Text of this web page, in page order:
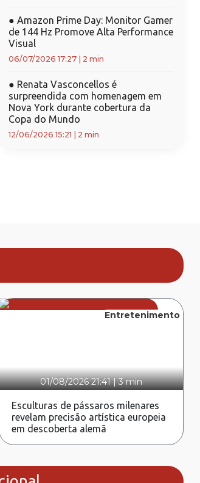
● Amazon Prime Day: Monitor Gamer
de 144 Hz Promove Alta Performance
Visual
06/07/2026 17:27| 2 min
● Renata Vasconcellos é
surpreendida com homenagem em
Nova York durante cobertura da
Copa do Mundo
12/06/2026 15:21 2 min
Entretenimento
01/08/2026 21:41|3 min
Esculturas de pássaros milenares
revelam precisão artística europeia
em descoberta alemã